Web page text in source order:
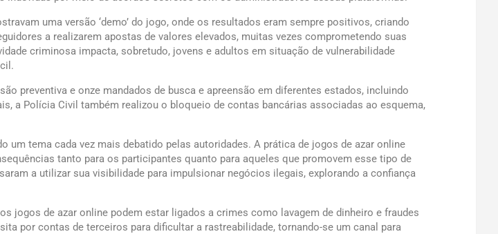
uma versão ‘demo’ do jogo, onde os resultados eram sempre positivos, criando
a realizarem apostas de valores elevados, muitas vezes comprometendo suas
criminosa impacta, sobretudo, jovens e adultos em situação de vulnerabilidade
preventiva e onze mandados de busca e apreensão em diferentes estados, incluindo
a Polícia Civil também realizou o bloqueio de contas bancárias associadas ao esquema,
tema cada vez mais debatido pelas autoridades. A prática de jogos de azar online
tanto para os participantes quanto para aqueles que promovem esse tipo de
a utilizar sua visibilidade para impulsionar negócios ilegais, explorando a confiança
jogos de azar online podem estar ligados a crimes como lavagem de dinheiro e fraudes
por contas de terceiros para dificultar a rastreabilidade, tornando-se um canal para